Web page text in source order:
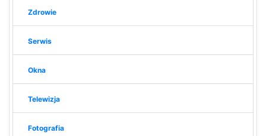
Zdrowie
Serwis
Okna
Telewizja
Fotografia